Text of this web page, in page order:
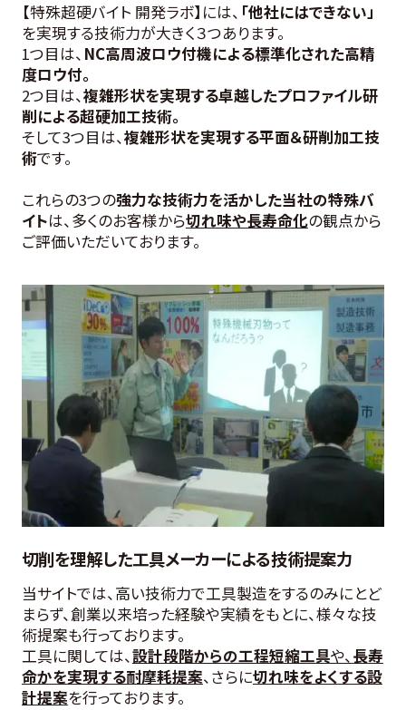
【特殊超硬バイト 開発ラボ】には、 「他社にはできない」
を実現する技術力が大きく３つあります。
1つ目は、 NC高周波ロウ付機による標準化された高精
度ロウ付。
2つ目は、複雑形状を実現する卓越したプロファイル研
削による超硬加工技術。
そして3つ目は、複雑形状を実現する平面＆研削加工技
術です。
これらの3つの強力な技術力を活かした当社の特殊バ
イトは、多くのお客様から切れ味や長寿命化の観点から
ご評価いただいております。
切削を理解した工具メーカーによる技術提案力
当サイトでは、高い技術力で工具製造をするのみにとど
まらず、創業以来培った経験や実績をもとに、様々な技
術提案も行っております。
工具に関しては、設計段階からの工程短縮工具や、長寿
命かを実現する耐摩耗提案、さらに切れ味をよくする設
計提案を行っております。